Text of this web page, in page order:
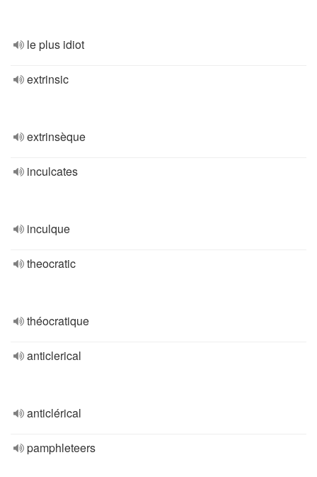
le plus idiot
extrinsic
extrinsèque
inculcates
inculque
theocratic
théocratique
anticlerical
anticlérical
pamphleteers